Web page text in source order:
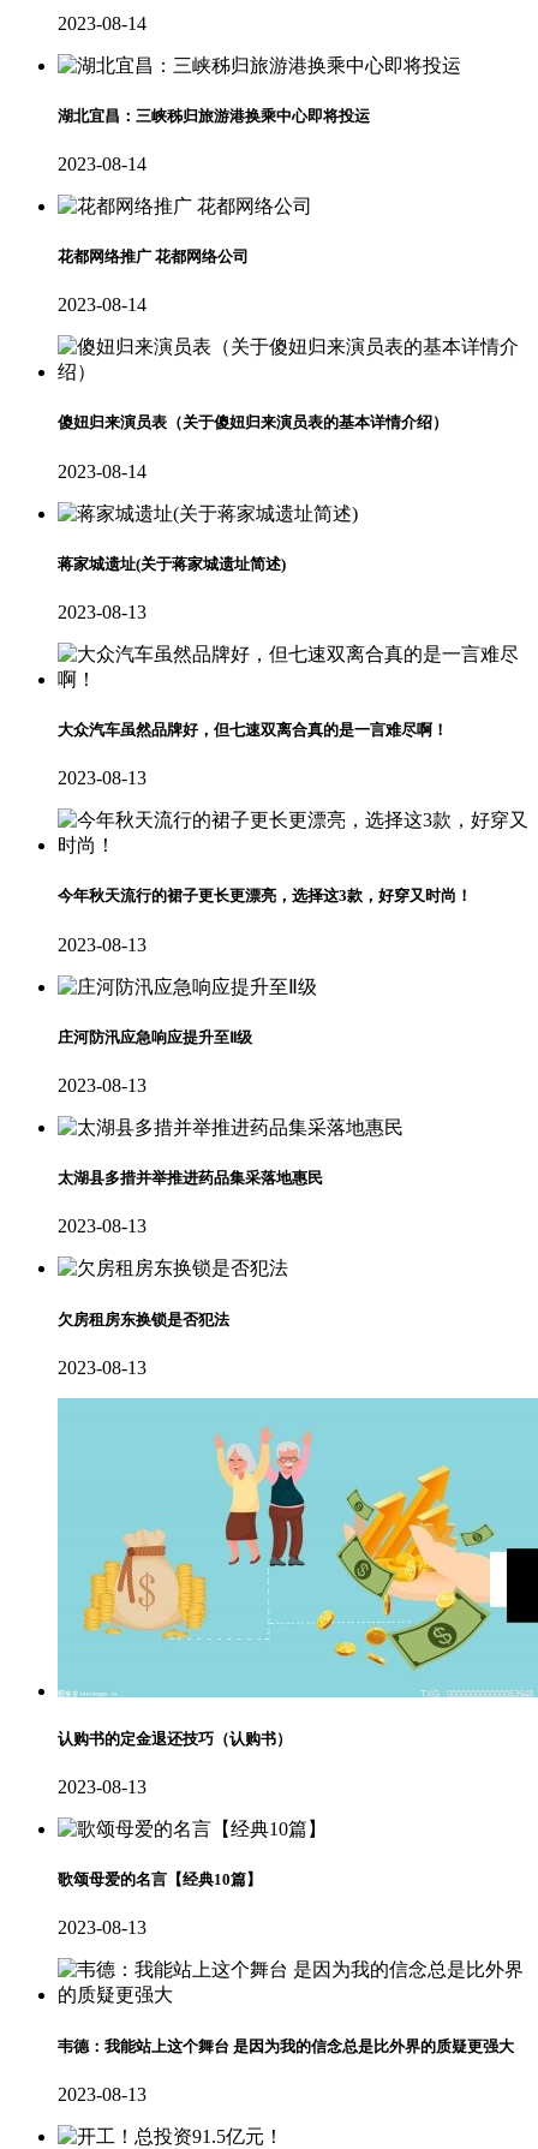
2023-08-14
湖北宜昌：三峡秭归旅游港换乘中心即将投运
2023-08-14
花都网络推广 花都网络公司
2023-08-14
傻妞归来演员表（关于傻妞归来演员表的基本详情介绍）
2023-08-14
蒋家城遗址(关于蒋家城遗址简述)
2023-08-13
大众汽车虽然品牌好，但七速双离合真的是一言难尽啊！
2023-08-13
今年秋天流行的裙子更长更漂亮，选择这3款，好穿又时尚！
2023-08-13
庄河防汛应急响应提升至Ⅱ级
2023-08-13
太湖县多措并举推进药品集采落地惠民
2023-08-13
欠房租房东换锁是否犯法
2023-08-13
认购书的定金退还技巧（认购书）
2023-08-13
歌颂母爱的名言【经典10篇】
2023-08-13
韦德：我能站上这个舞台 是因为我的信念总是比外界的质疑更强大
2023-08-13